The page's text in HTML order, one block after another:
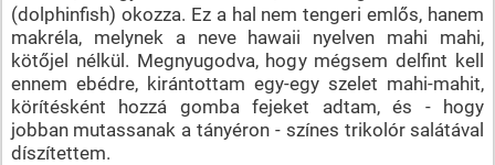
(dolphinfish) okozza. Ez a hal nem tengeri emlős, hanem
makréla, melynek a neve hawaii nyelven mahi mahi,
kötőjel nélkül. Megnyugodva, hogy mégsem delfint kell
ennem ebédre, kirántottam egy-egy szelet mahi-mahit,
körítésként hozzá gomba fejeket adtam, és - hogy
jobban mutassanak a tányéron - színes trikolór salátával
díszítettem.